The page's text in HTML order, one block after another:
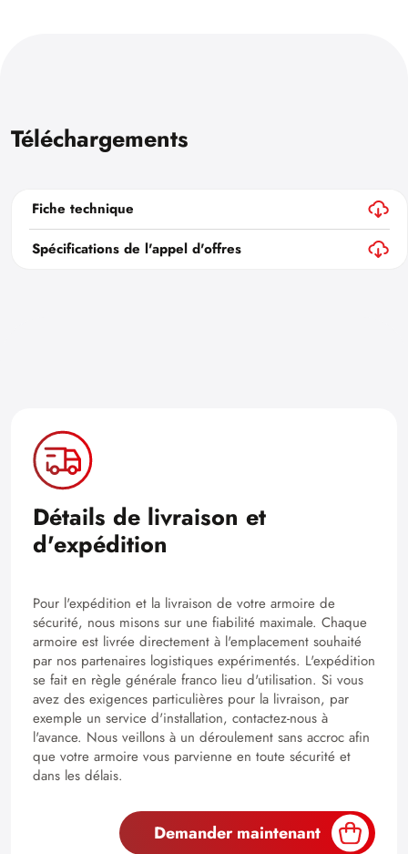
Téléchargements
Fiche technique
Spécifications de l'appel d'offres
Détails de livraison et
d'expédition
Pour l'expédition et la livraison de votre armoire de
sécurité, nous misons sur une fiabilité maximale. Chaque
armoire est livrée directement à l'emplacement souhaité
par nos partenaires logistiques expérimentés. L'expédition
se fait en règle générale franco lieu d'utilisation. Si vous
avez des exigences particulières pour la livraison, par
exemple un service d'installation, contactez-nous à
l'avance. Nous veillons à un déroulement sans accroc afin
que votre armoire vous parvienne en toute sécurité et
dans les délais.
Demander maintenant